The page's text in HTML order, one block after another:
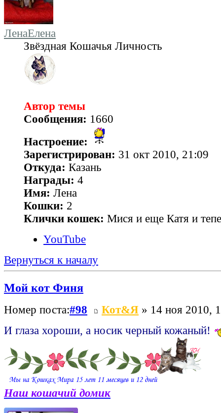
ЛенаЕлена
Звёздная Кошачья Личность
Автор темы
Сообщения: 1660
Настроение:
Зарегистрирован: 31 окт 2010, 21:09
Откуда: Казань
Награды: 4
Имя: Лена
Кошки: 2
Клички кошек: Мися и еще Катя и
YouTube
Вернуться к началу
Мой кот Финя
Номер поста:#98 Кот&Я » 14 ноя 2010,
И глаза хороши, а носик черный кожаный!
Наш кошачий домик